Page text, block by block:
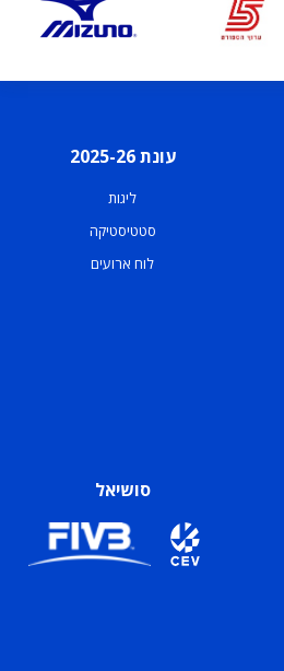
עונת 2025-26
ליגות
סטטיסטיקה
לוח ארועים
סושיאל